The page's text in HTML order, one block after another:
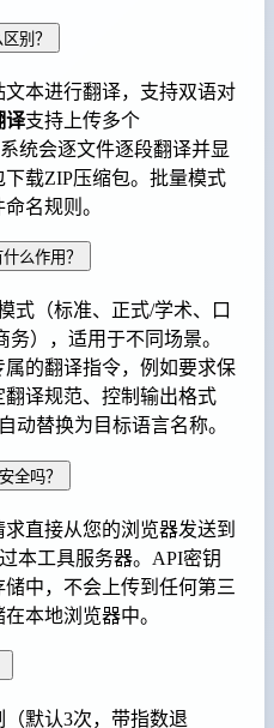
别？
文本进行翻译，支持双语对
译支持上传多个
统会逐文件逐段翻译并显
载ZIP压缩包。批量模式
名规则。
么作用？
式（标准、正式/学术、口
），适用于不同场景。
的翻译指令，例如要求保
译规范、控制输出格式
动替换为目标语言名称。
全吗？
直接从您的浏览器发送到
本工具服务器。API密钥
中，不会上传到任何第三
本地浏览器中。
默认3次，带指数退